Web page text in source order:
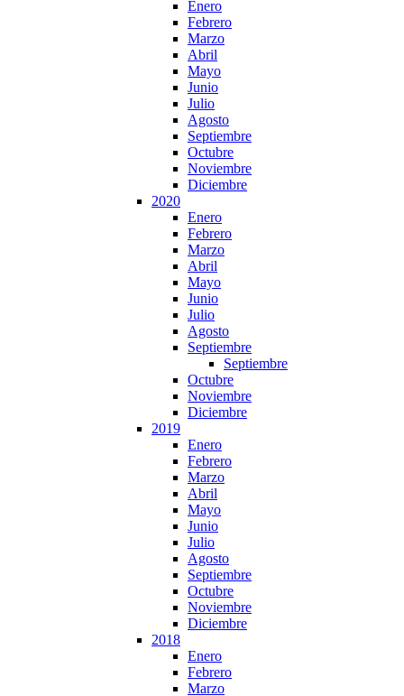
Enero
Febrero
Marzo
Abril
Mayo
Junio
Julio
Agosto
Septiembre
Octubre
Noviembre
Diciembre
2020
Enero
Febrero
Marzo
Abril
Mayo
Junio
Julio
Agosto
Septiembre
Septiembre
Octubre
Noviembre
Diciembre
2019
Enero
Febrero
Marzo
Abril
Mayo
Junio
Julio
Agosto
Septiembre
Octubre
Noviembre
Diciembre
2018
Enero
Febrero
Marzo